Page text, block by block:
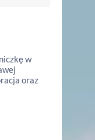
w
oraz